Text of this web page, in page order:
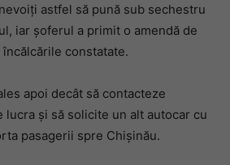
astfel să pună sub sechestru
iar șoferul a primit o amendă de
constatate.
apoi decât să contacteze
lucra și să solicite un alt autocar cu
pasagerii spre Chișinău.